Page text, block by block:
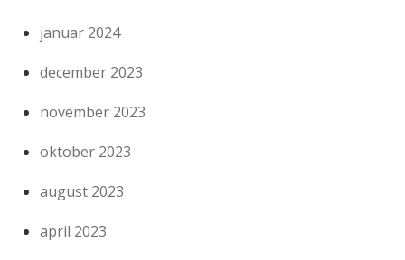
januar 2024
december 2023
november 2023
oktober 2023
august 2023
april 2023